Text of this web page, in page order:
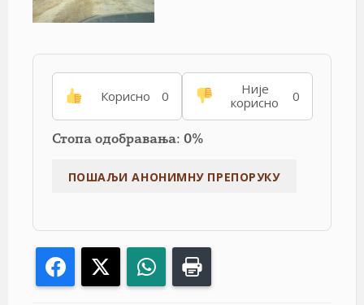
Корисно 0
Није
корисно
0
Стопа одобравања: 0%
Facebook WhatsApp